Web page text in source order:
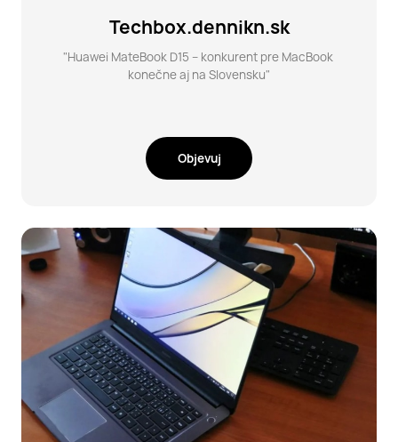
Techbox.dennikn.sk
"Huawei MateBook D15 – konkurent pre MacBook
konečne aj na Slovensku"
Objevuj